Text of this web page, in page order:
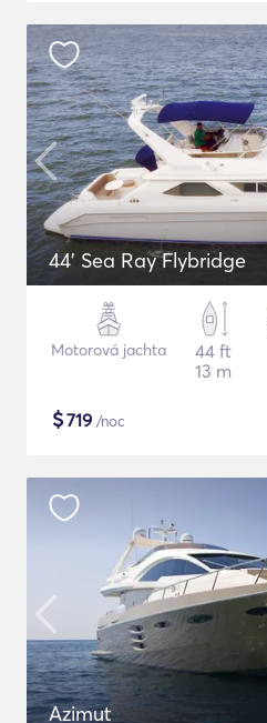
44' Sea Ray Flybridge
Motorová jachta
44 ft
13 m
$719 /noc
Azimut